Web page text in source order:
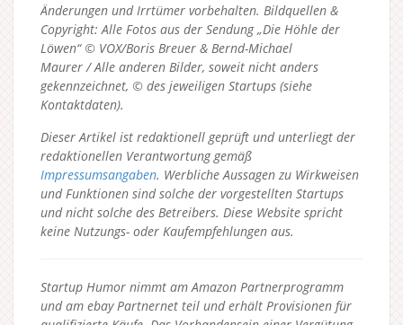
Änderungen und Irrtümer vorbehalten. Bildquellen &
Copyright: Alle Fotos aus der Sendung „Die Höhle der
Löwen“ © VOX/Boris Breuer & Bernd-Michael
Maurer / Alle anderen Bilder, soweit nicht anders
gekennzeichnet, © des jeweiligen Startups (siehe
Kontaktdaten).
Dieser Artikel ist redaktionell geprüft und unterliegt der
redaktionellen Verantwortung gemäß
Impressumsangaben. Werbliche Aussagen zu Wirkweisen
und Funktionen sind solche der vorgestellten Startups
und nicht solche des Betreibers. Diese Website spricht
keine Nutzungs- oder Kaufempfehlungen aus.
Startup Humor nimmt am Amazon Partnerprogramm
und am ebay Partnernet teil und erhält Provisionen für